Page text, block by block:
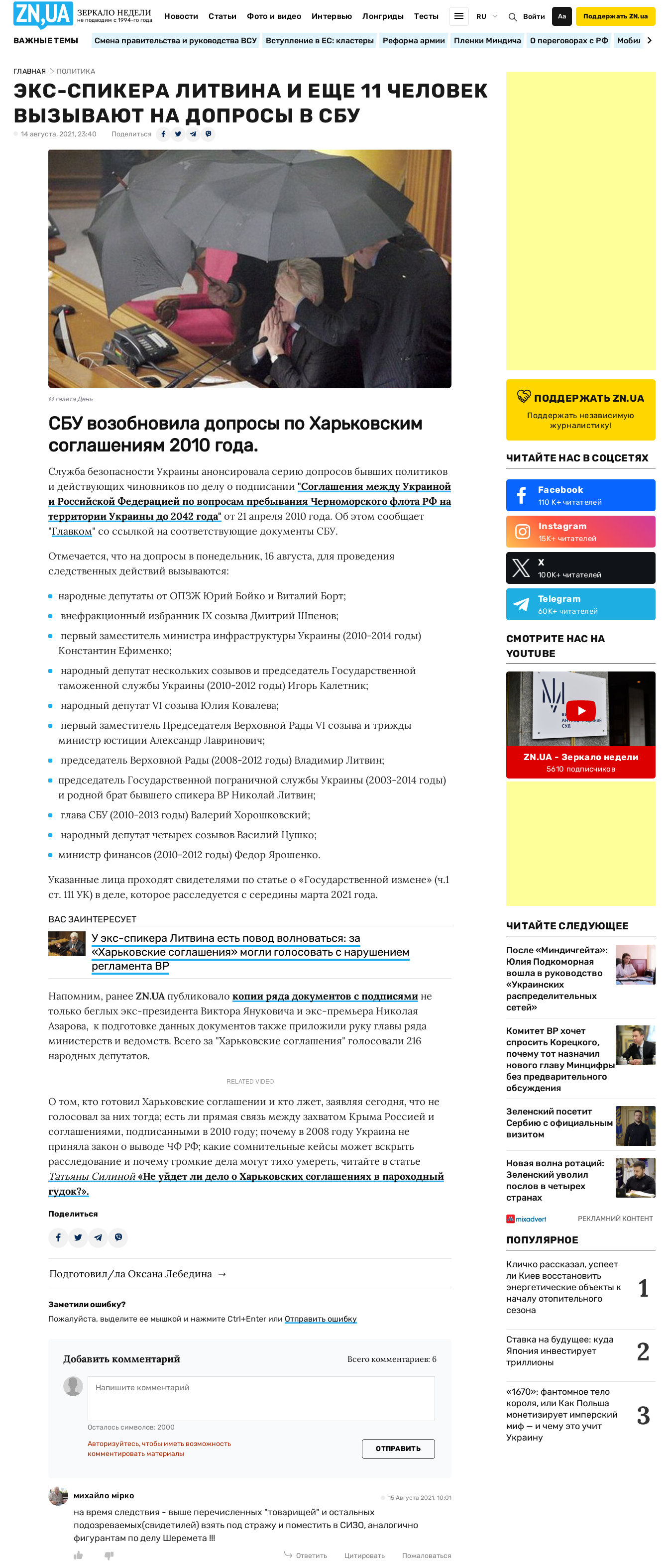
ЗЕРКАЛО НЕДЕЛИ
не подводим с 1994-го года Новости Статьи Фото и видео Интервью Лонгриды Тесты RU Войти Аа Поддержать ZN.ua
ВАЖНЫЕ ТЕМЫ Смена правительства и руководства ВСУ Вступление в ЕС: кластеры Реформа армии Пленки Миндича О переговорах с РФ
ГЛАВНАЯ ПОЛИТИКА
ЭКС-СПИКЕРА ЛИТВИНА И ЕЩЕ 11 ЧЕЛОВЕК
ВЫЗЫВАЮТ НА ДОПРОСЫ В СБУ
14 августа, 2021, 23:40 Поделиться
© газета День
СБУ возобновила допросы по Харьковским
соглашениям 2010 года.
Служба безопасности Украины анонсировала серию допросов бывших политиков
и действующих чиновников по делу о подписании "Соглашения между Украиной
и Российской Федерацией по вопросам пребывания Черноморского флота РФ на
территории Украины до 2042 года" от 21 апреля 2010 года. Об этом сообщает
"Главком" со ссылкой на соответствующие документы СБУ.
Отмечается, что на допросы в понедельник, 16 августа, для проведения
следственных действий вызываются:
народные депутаты от ОПЗЖ Юрий Бойко и Виталий Борт;
внефракционный избранник IX созыва Дмитрий Шпенов;
первый заместитель министра инфраструктуры Украины (2010-2014 годы)
Константин Ефименко;
народный депутат нескольких созывов и председатель Государственной
таможенной службы Украины (2010-2012 годы) Игорь Калетник;
народный депутат VI созыва Юлия Ковалева;
первый заместитель Председателя Верховной Рады VI созыва и трижды
министр юстиции Александр Лавринович;
председатель Верховной Рады (2008-2012 годы) Владимир Литвин;
председатель Государственной пограничной службы Украины (2003-2014 годы)
и родной брат бывшего спикера ВР Николай Литвин;
глава СБУ (2010-2013 годы) Валерий Хорошковский;
народный депутат четырех созывов Василий Цушко;
министр финансов (2010-2012 годы) Федор Ярошенко.
Указанные лица проходят свидетелями по статье о «Государственной измене» (ч.1
ст. 111 УК) в деле, которое расследуется с середины марта 2021 года.
ВАС ЗАИНТЕРЕСУЕТ
У экс-спикера Литвина есть повод волноваться: за
«Харьковские соглашения» могли голосовать с нарушением
регламента ВР
Напомним, ранее ZN.UAпубликовало копии ряда документов с подписями не
только беглых экс-президента Виктора Януковича и экс-премьера Николая
Азарова, к подготовке данных документов также приложили руку главы ряда
министерств и ведомств. Всего за "Харьковские соглашения" голосовали 216
народных депутатов.
RELATED VIDEO
О том, кто готовил Харьковские соглашении и кто лжет, заявляя сегодня, что не
голосовал за них тогда; есть ли прямая связь между захватом Крыма Россией и
соглашениями, подписанными в 2010 году; почему в 2008 году Украина не
приняла закон о выводе ЧФ РФ; какие сомнительные кейсы может вскрыть
расследование и почему громкие дела могут тихо умереть, читайте в статье
Татьяны Силиной «Не уйдет ли дело о Харьковских соглашениях в пароходный
гудок?».
Поделиться
Подготовил/ла Оксана Лебедина
Заметили ошибку?
Пожалуйста, выделите ее мышкой и нажмите Ctrl+Enter или Отправить ошибку
Добавить комментарий Всего комментариев: 6
Осталось символов: 2000
Авторизуйтесь, чтобы иметь возможность
комментировать материалы
ОТПРАВИТЬ
михайло мірко 15 Августа 2021, 10:01
на время следствия - выше перечисленных "товарищей" и остальных
подозреваемых(свидетилей) взять под стражу и поместить в СИЗО, аналогично
фигурантам по делу Шеремета !!!
Ответить Цитировать Пожаловаться
ПОДДЕРЖАТЬ ZN.UA
Поддержать независимую
журналистику!
ЧИТАЙТЕ НАС В СОЦСЕТЯХ
Facebook
110 K+ читателей
Instagram
15K+ читателей
X
100K+ читателей
Telegram
60K+ читателей
СМОТРИТЕ НАС НА
YOUTUBE
ZN.UA - Зеркало недели
5610 подписчиков
ЧИТАЙТЕ СЛЕДУЮЩЕЕ
После «Миндичгейта»:
Юлия Подкоморная
вошла в руководство
«Украинских
распределительных
сетей»
Комитет ВР хочет
спросить Корецкого,
почему тот назначил
нового главу Минцифры
без предварительного
обсуждения
Зеленский посетит
Сербию с официальным
визитом
Новая волна ротаций:
Зеленский уволил
послов в четырех
странах
ПОПУЛЯРНОЕ
1
Кличко рассказал, успеет
ли Киев восстановить
энергетические объекты к
началу отопительного
сезона
2
Ставка на будущее: куда
Япония инвестирует
триллионы
3
«1670»: фантомное тело
короля, или Как Польша
монетизирует имперский
миф — и чему это учит
Украину